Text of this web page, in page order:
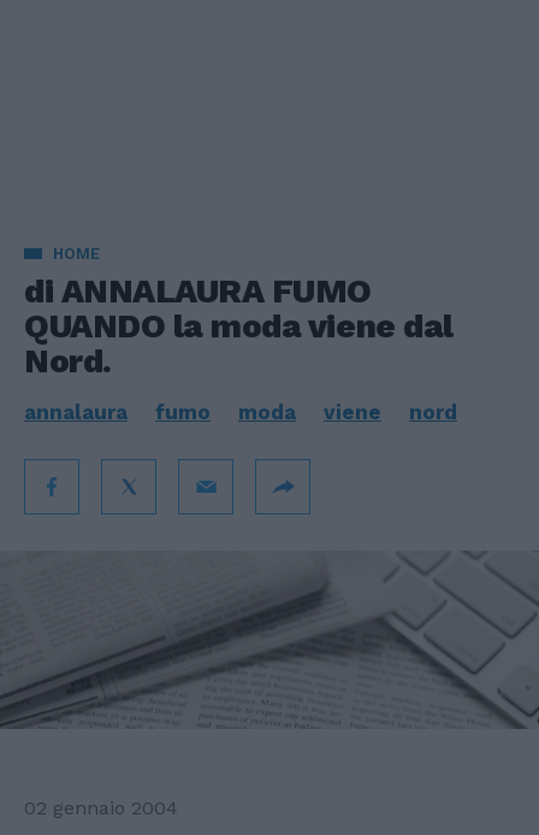
HOME
di ANNALAURA FUMO
QUANDO la moda viene dal
Nord.
annalaura fumo moda viene nord
02 gennaio 2004